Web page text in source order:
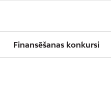
Finansēšanas konkursi